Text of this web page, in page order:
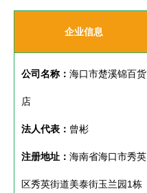
企业信息
公司名称： 海口市楚溪锦百货
店
法人代表： 曾彬
注册地址： 海南省海口市秀英
区秀英街道美泰街玉兰园1栋